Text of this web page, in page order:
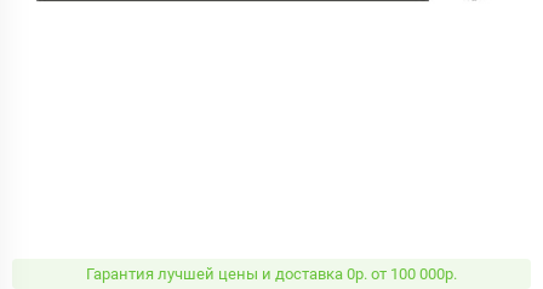
Гарантия лучшей цены и доставка 0р. от 100 000р.